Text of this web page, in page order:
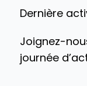
Dernière
Joignez-
journée